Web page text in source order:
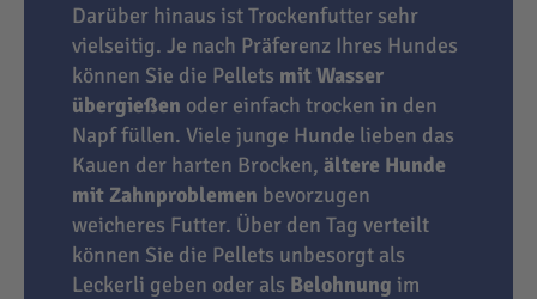
Darüber hinaus ist Trockenfutter sehr
vielseitig. Je nach Präferenz Ihres Hundes
können Sie die Pellets mit Wasser
übergießen oder einfach trocken in den
Napf füllen. Viele junge Hunde lieben das
Kauen der harten Brocken, ältere Hunde
mit Zahnproblemen bevorzugen
weicheres Futter. Über den Tag verteilt
können Sie die Pellets unbesorgt als
Leckerli geben oder als Belohnung im